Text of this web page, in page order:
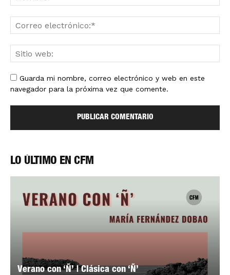
Guarda mi nombre, correo electrónico y web en este
navegador para la próxima vez que comente.
LO ÚLTIMO EN CFM
Verano con ‘Ñ’ | Clásica con ‘Ñ’